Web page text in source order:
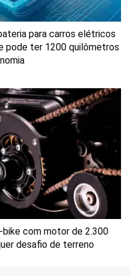
para carros elétricos
pode ter 1200 quilômetros
com motor de 2.300
desafio de terreno